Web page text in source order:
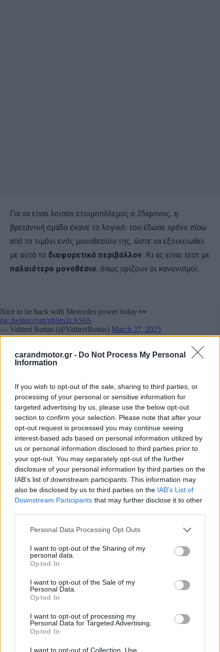
carandmotor.gr - Do Not Process My Personal
Information
If you wish to opt-out of the sale, sharing to third parties, or
processing of your personal or sensitive information for
targeted advertising by us, please use the below opt-out
section to confirm your selection. Please note that after your
opt-out request is processed you may continue seeing
interest-based ads based on personal information utilized by
us or personal information disclosed to third parties prior to
your opt-out. You may separately opt-out of the further
disclosure of your personal information by third parties on the
IAB’s list of downstream participants. This information may
also be disclosed by us to third parties on the IAB’s List of
Downstream Participants that may further disclose it to other
Please note that this website/app uses one or more Google
not limited to your visit or usage behaviour. You may click to
grant or deny consent to Google and its third-party tags to
use your data for below specified purposes in below Google
consent section.
Personal Data Processing Opt Outs
I want to opt-out of the Sharing of my
personal data.
Opted In
I want to opt-out of the Sale of my
Personal Data.
Opted In
I want to opt-out of processing my
Personal Data for Targeted Advertising.
Opted In
I want to opt-out of Collection, Use,
Για να είναι λοιπόν ετοιμοπόλεμος ο 35χρονος, η
βρετανική ομάδα έκανε το λογικό: του έδωσε χρόνο πίσω
από το τιμόνι ενός μονοθεσίου της, ώστε να εξοικειωθεί
με αυτό το διαφορετικό περιβάλλον . Κι ας είναι τεστ με
παλαιότερο μονοθέσιο, όπως ορίζουν οι κανονισμοί.
Συγκεκριμένα, ηMCL60με την οποία οι Norris-Piastri
αγωνίζονταν στο παγκόσμιο πρωτάθλημαFormula 1
2023.
Πέρυσι, το ρόλο αυτό είχε στη McLaren o Pato O’Ward
πρωταγωνιστής στοIndyCar,όμως φέτος οι περισσότεροι
αγώνες του δικού του πρωταθλήματος, είναι τα ίδια
Σαββατοκύριακα με τα Grand Prix της Formula 1. Έτσι, θα
Πρέπει επίσης να σημειωθεί πως το ίδιο μπορεί να γίνει
και με τηWilliams
δικούς της εφεδρικούς, με πρώτο υποψήφιο τονFelipe
Drugovich.